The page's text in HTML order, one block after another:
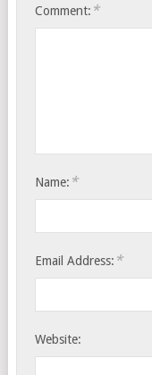
Comment: *
Name: *
Email Address: *
Website: